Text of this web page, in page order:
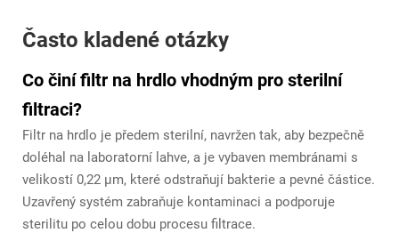
Často kladené otázky
Co činí filtr na hrdlo vhodným pro sterilní
filtraci?
Filtr na hrdlo je předem sterilní, navržen tak, aby bezpečně
doléhal na laboratorní lahve, a je vybaven membránami s
velikostí 0,22 μm, které odstraňují bakterie a pevné částice.
Uzavřený systém zabraňuje kontaminaci a podporuje
sterilitu po celou dobu procesu filtrace.